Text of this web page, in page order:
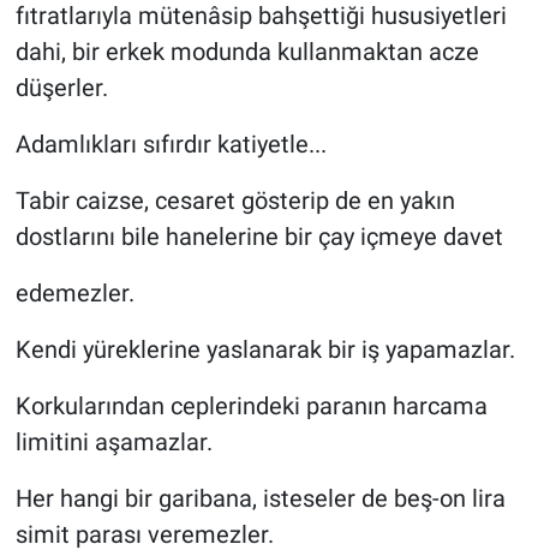
fıtratlarıyla mütenâsip bahşettiği hususiyetleri
dahi, bir erkek modunda kullanmaktan acze
düşerler.
Adamlıkları sıfırdır katiyetle...
Tabir caizse, cesaret gösterip de en yakın
dostlarını bile hanelerine bir çay içmeye davet
edemezler.
Kendi yüreklerine yaslanarak bir iş yapamazlar.
Korkularından ceplerindeki paranın harcama
limitini aşamazlar.
Her hangi bir garibana, isteseler de beş-on lira
simit parası veremezler.